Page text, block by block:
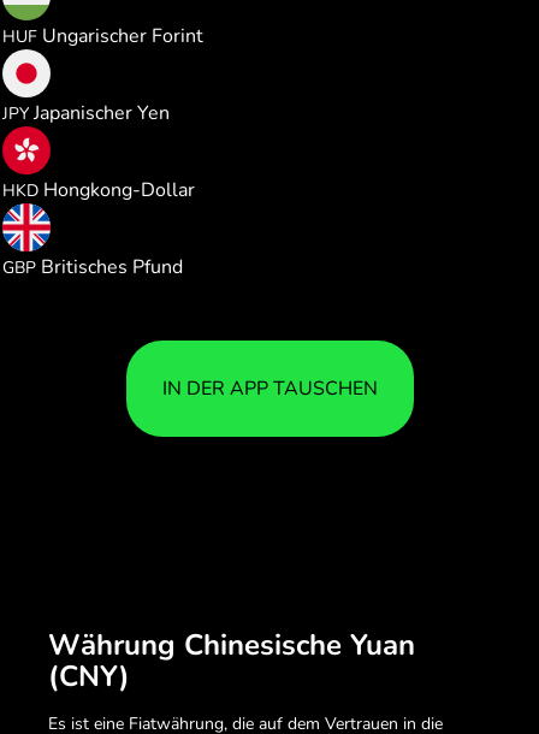
HUF Ungarischer Forint
JPY Japanischer Yen
HKD Hongkong-Dollar
GBP Britisches Pfund
IN DER APP TAUSCHEN
Währung Chinesische Yuan
(CNY)
Es ist eine Fiatwährung, die auf dem Vertrauen in die